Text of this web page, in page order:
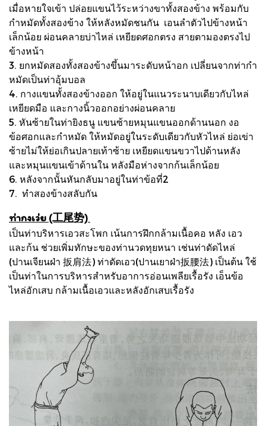
เมื่อหายใจเข้า ปล่อยแขนไว้ระหว่างขาทั้งสองข้าง พร้อมกับ
กำหมัดทั้งสองข้าง ให้หลังหมัดชนกัน เอนลำตัวไปข้างหน้า
เล็กน้อย ผ่อนคลายบ่าไหล่ เหยียดศอกตรง สายตามองตรงไป
ข้างหน้า
3. ยกหมัดสองทั้งสองข้างขึ้นมาระดับหน้าอก เปลี่ยนจากท่ากำ
หมัดเป็นท่าอุ้มบอล
4. กางแขนทั้งสองข้างออก ให้อยู่ในแนวระนาบเดียวกับไหล่
เหยียดมือ และกางนิ้วออกอย่างผ่อนคลาย
5. หันซ้ายในท่ายิงธนู แขนซ้ายหมุนแขนออกด้านนอก งอ
ข้อศอกและกำหมัด ให้หมัดอยู่ในระดับเดียวกับหัวไหล่ ย่อเข่า
ซ้ายไม่ให้ย่อเกินปลายเท้าซ้าย เหยียดแขนขวาไปด้านหลัง
และหมุนแขนเข้าด้านใน หลังมือห่างจากก้นเล็กน้อย
6. หลังจากนั้นหันกลับมาอยู่ในท่าข้อที่2
7. ทำสองข้างสลับกัน
ท่ากงเว่ย (工尾势)
เป็นท่าบริหารเอวสะโพก เน้นการฝึกกล้ามเนื้อคอ หลัง เอว
และก้น ช่วยเพิ่มทักษะของท่านวดทุยหนา เช่นท่าดัดไหล่
(ปานเจียนฝ่า 扳肩法) ท่าดัดเอว(ปานเยาฝ่า扳腰法) เป็นต้น ใช้
เป็นท่าในการบริหารสำหรับอาการอ่อนเพลียเรื้อรัง เอ็นข้อ
ไหล่อักเสบ กล้ามเนื้อเอวและหลังอักเสบเรื้อรัง